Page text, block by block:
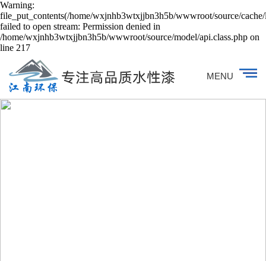
Warning:
file_put_contents(/home/wxjnhb3wtxjjbn3h5b/wwwroot/source/cache/
failed to open stream: Permission denied in
/home/wxjnhb3wtxjjbn3h5b/wwwroot/source/model/api.class.php on
line 217
MENU